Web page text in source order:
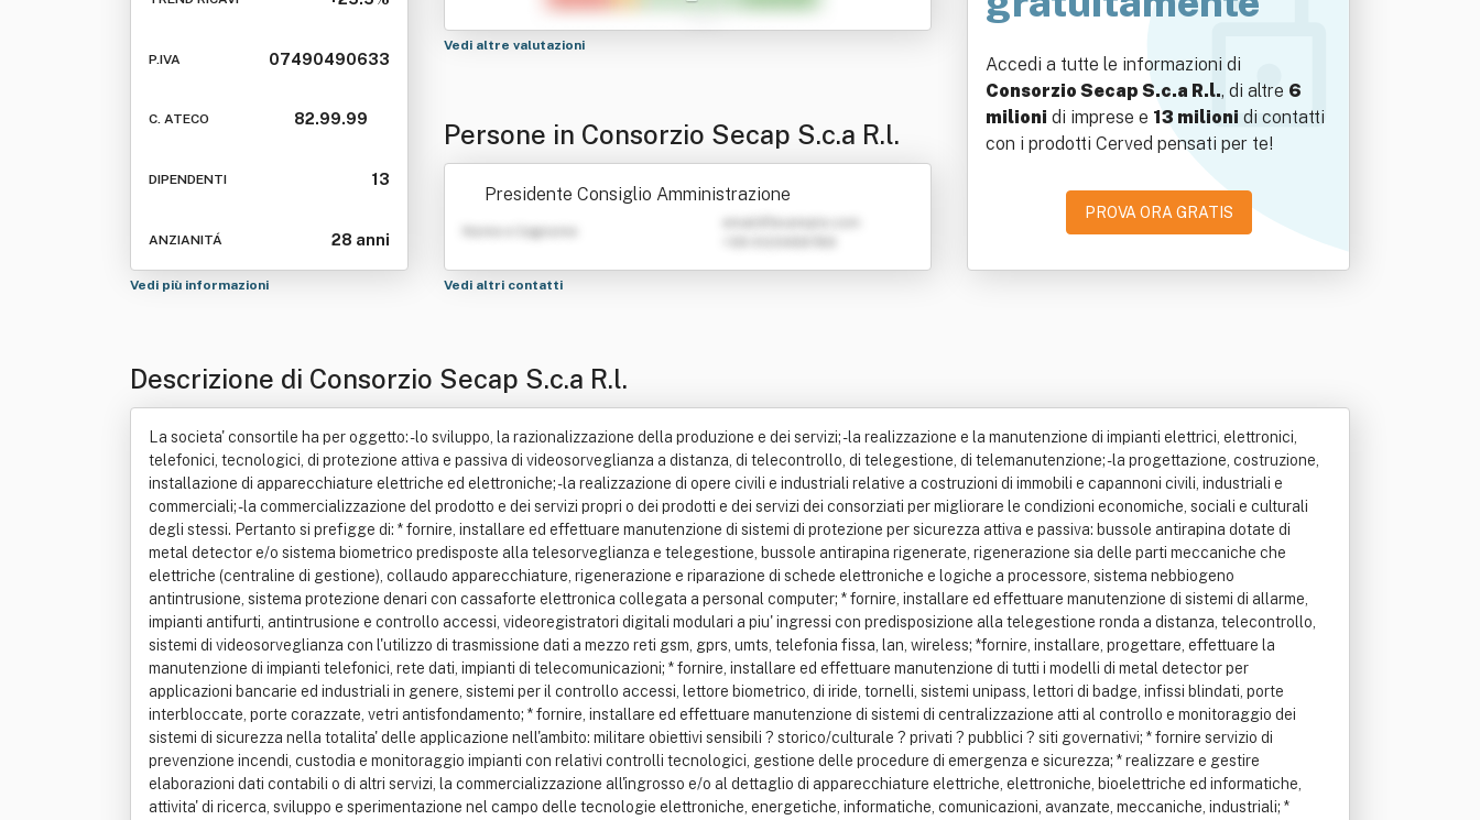
P.IVA 07490490633
C. ATECO 82.99.99
DIPENDENTI 13
ANZIANITÁ 28 anni
Vedi più informazioni
Vedi altre valutazioni
Persone in Consorzio Secap S.c.a R.l.
Presidente Consiglio Amministrazione
Nome e Cognome
Vedi altri contatti
Accedi a tutte le informazioni di
Consorzio Secap S.c.a R.l., di altre 6
milioni di imprese e 13 milioni di contatti
con i prodotti Cerved pensati per te!
PROVA ORA GRATIS
Descrizione di Consorzio Secap S.c.a R.l.
La societa' consortile ha per oggetto: - lo sviluppo, la razionalizzazione della produzione e dei servizi; - la realizzazione e la manutenzione di impianti elettrici, elettronici, telefonici, tecnologici, di protezione attiva e passiva di videosorveglianza a distanza, di telecontrollo, di telegestione, di telemanutenzione; - la progettazione, costruzione, installazione di apparecchiature elettriche ed elettroniche; - la realizzazione di opere civili e industriali relative a costruzioni di immobili e capannoni civili, industriali e commerciali; - la commercializzazione del prodotto e dei servizi propri o dei prodotti e dei servizi dei consorziati per migliorare le condizioni economiche, sociali e culturali degli stessi. Pertanto si prefigge di: * fornire, installare ed effettuare manutenzione di sistemi di protezione per sicurezza attiva e passiva: bussole antirapina dotate di metal detector e/o sistema biometrico predisposte alla telesorveglianza e telegestione, bussole antirapina rigenerate, rigenerazione sia delle parti meccaniche che elettriche (centraline di gestione), collaudo apparecchiature, rigenerazione e riparazione di schede elettroniche e logiche a processore, sistema nebbiogeno antintrusione, sistema protezione denari con cassaforte elettronica collegata a personal computer; * fornire, installare ed effettuare manutenzione di sistemi di allarme, impianti antifurti, antintrusione e controllo accessi, videoregistratori digitali modulari a piu' ingressi con predisposizione alla telegestione ronda a distanza, telecontrollo, sistemi di videosorveglianza con l'utilizzo di trasmissione dati a mezzo reti gsm, gprs, umts, telefonia fissa, lan, wireless; *fornire, installare, progettare, effettuare la manutenzione di impianti telefonici, rete dati, impianti di telecomunicazioni; * fornire, installare ed effettuare manutenzione di tutti i modelli di metal detector per applicazioni bancarie ed industriali in genere, sistemi per il controllo accessi, lettore biometrico, di iride, tornelli, sistemi unipass, lettori di badge, infissi blindati, porte interbloccate, porte corazzate, vetri antisfondamento; * fornire, installare ed effettuare manutenzione di sistemi di centralizzazione atti al controllo e monitoraggio dei sistemi di sicurezza nella totalita' delle applicazione nell'ambito: militare obiettivi sensibili ? storico/culturale ? privati ? pubblici ? siti governativi; * fornire servizio di prevenzione incendi, custodia e monitoraggio impianti con relativi controlli tecnologici, gestione delle procedure di emergenza e sicurezza; * realizzare e gestire elaborazioni dati contabili o di altri servizi, la commercializzazione all'ingrosso e/o al dettaglio di apparecchiature elettriche, elettroniche, bioelettriche ed informatiche, attivita' di ricerca, sviluppo e sperimentazione nel campo delle tecnologie elettroniche, energetiche, informatiche, comunicazioni, avanzate, meccaniche, industriali; * progettare, costruire, assemblare, vendere, distribuire, importare, esportare, all'ingrosso ed al minuto, anche mediante l'acquisizione di rappresentanze commerciali e mandati di agenzia, di materiali connessi alle attivita' indicate nell'oggetto sociale, ivi compresi prodotti software di base ed applicativi; * fornire assistenza tecnica specializzata per ogni prodotto immesso sul mercato dai soci consorziati; * promuovere, organizzare e gestire corsi di formazione, addestramento e aggiornamento professionale nell'ambito delle attivita' svolte dalla societa' e dai suoi soci consorziati; * curare l'acquisto, la vendita, la permuta sia di terreni che di fabbricati rustici ed urbani, in blocco o frazionati, la loro locazione, la realizzazione di opere murarie e l'esecuzione di lavori di restauro, anche di edifici monumentali, di impianti tecnologici e speciali, di impianti termici di ventilazione e di condizionamento, la gestione in conto proprio e la manutenzione dei suddetti impianti, impianti di ascensore, di scale mobili e trasportatori in genere, la gestione in conto proprio e la manutenzione dei suddetti impianti, impianti pneumatici, impianti di sicurezza e loro manutenzione, la fornitura e la installazione di manufatti in metallo, legno, alluminio, materie plastiche, materiali vetrosi, materiali lapidei, la tinteggiatura e la verniciatura, l'esecuzione di lavori di intonacatura e di impermeabilizzazione, la realizzazione, manutenzione e gestione di segnaletica e sicurezza del traffico; * gestione global service e general contract per conto di enti pubblici e privati atta alla progettazione e realizzazione di opere edili civili ed industriali relative a costruzione di immobili di qualsiasi natura, ivi comprese opere murarie, serramentistica varia, manufatti di carpenteria leggera e pesante, lavori edili in genere, falegnameria, impianti di riscaldamento e condizionamento con bonifica per eliminare anomalie, lavori di tappezzeria anche navale; * progettazione, realizzazione, manutenzione e gestione di impianti per la produzione e la distribuzione di energia, centrali idrauliche, termiche, elettronucleari, impianti elettrici per centrali, cabine di trasformazione, linee ad alta, media e bassa tensione; * progettazione, realizzazione, manutenzione, gestione e commercializzazione di impianti per la produzione di energia da fonti alternative: pannelli solari fotovoltaici, impianti eolici, impianti di biomasse, impianti di cogenerazione, materiali inerenti alla realizzazione di tali impianti e successiva distribuzione delle energie pulite raccolte; * lavori di giardinaggio, facchinaggio e manovalanza, lavori di pulizia civile ed industriale, disinfezione, disinfestazione, derattizzazione e sanificazione di cui al d. M. 274/97, art. 1. Per enti pubblici e privati. La societa' si prefigge ancora: * curare la trattazione e l'acquisizione di ordinativi da ripartire tra i consorziati che ne facciano richiesta; * svolgere attivita' di "business development" indirizzata all'individuazione di opportunita' commerciali a favore di soggetti terzi con l'obiettivo di promuovere la conclusione di accordi,convenzioni e contratti; * assumere commesse di produzione e di lavoro da privati o enti pubblici; * ripartire tra i consorziati le fasi della lavorazione di prodotti e/o di servizi; * curare, a seguito di richiesta dei consorziati la vendita dei loro prodotti e/o servizi; * predisporre esposizioni collettive dei prodotti e/o dei servizi dei consorziati e curarne la presentazione in mostre e fiere nazionali ed internazionali; * istituire dei marchi di qualita'; * effettuare la ricerca dei mercati ove possa essere avviata la produzione dei consorziati e curarne la pubblicita' collettiva; * promuovere sistemi di acquisto collettivi direttamente alla fonte di produzione; * noleggiare macchine ed attrezzature atte a completare tutte le attivita' dei consorziati; * partecipare a gare ed appalti indetti sia da enti pubblici e privati; * difendere con eventuali azioni legali gli interessi dei consorziati nei confronti di terzi; * promuovere, se necessario la costituzione di associazioni temporanee di imprese, aventi obiettivo eguale o similari ad essa, al fine di acquisire appalti, concessioni, convenzioni, lavori, forniture, commesse in genere; * l'analisi, la progettazione, lo sviluppo, la documentazione, l'installazione e la manutenzione di sistemi informatici, telematici, multimediali e di elaborazione dati in genere; * la commercializzazione di prodotti informatici hardware e software proprie e per conto di terzi; * lo svolgimento di attivita' di sistem integrator, con relativa fornitura ed assistenza nell'acquisizione di hardware e software; * lo sviluppo al proprio interno e/o per conto di terzi di studi e ricerche nel campo dell'informatica, nel settore finanziario, industriale e nella pubblica amministrazione; * lo sviluppo nel campo dell'informatica, della telematica e della organizzazione aziendale sia per aziende private sia per conto della pubblica amministrazione. La societa' potra' altresi' fornire assistenza per pratiche di mutuo e di finanziamento a breve, medio e lungo termine, presso banche ed istituti finanziari e di credito in genere, assumere rappresentanze in italia ed all'estero, con o senza deposito, concedere la gestione, o l'affitto di aziende, assumere e concedere cointeressenze, quote e partecipazioni di altre societa' ed imprese italiane ed estere aventi oggetto analogo, affine o connesso al proprio o anche a questo direttamente o indirettamente collegato. La societa' ha poi per oggetto le seguenti attivita': - realizzazione e gestione di servizi, impianti e sistemi di telecontrollo, telematici, telegestione, telesoccorso; - realizzazione e gestione di sistemi e servizi a tecnologia avanzata; - realizzazione e gestione di servizi per la sicurezza e la sorveglianza; - centralizzazione dei sistemi asserviti via radio e/o via telefono; - ricezione, registrazione, amplificazione, diffusione, elaborazione, trattamento dati e segnalazione da e per lo spazio; - telemonitoraggio sistemi per la rilevazione degli incendi boschivi; - la gestione centralizzata, la ottimizzazione dei servizi integrati di vigilanza e la sicurezza per conto terzi. A tal fine puo' assumere, se richiesto, mandati con o senza rappresentanza ai sensi degli articoli 1704 e 1705 del codice civile, ed eseguire tutti gli adempimenti e le funzioni relative, connesse ai predetti servizi. Per il raggiungimento di quanto sopra la societa' potra' svolgere l'attivita' di commissionaria per conto di terzi ai sensi degli articoli 1731 e seguenti del codice civile, nonche' l'attivita' di agenzia di affari di sensi dell'art. 115 del regio decreto 18 giugno 1931 n. 773 e l'attivita' di agente di commercio ai sensi degli articoli 1743 e seguenti del codice civile; la societa', inoltre, potra' operare per ottenere tutte le abilitazioni e concessioni necessarie e/o utili all'erogazione dei servizi di cui sopra. La societa' potra' assumere mandat